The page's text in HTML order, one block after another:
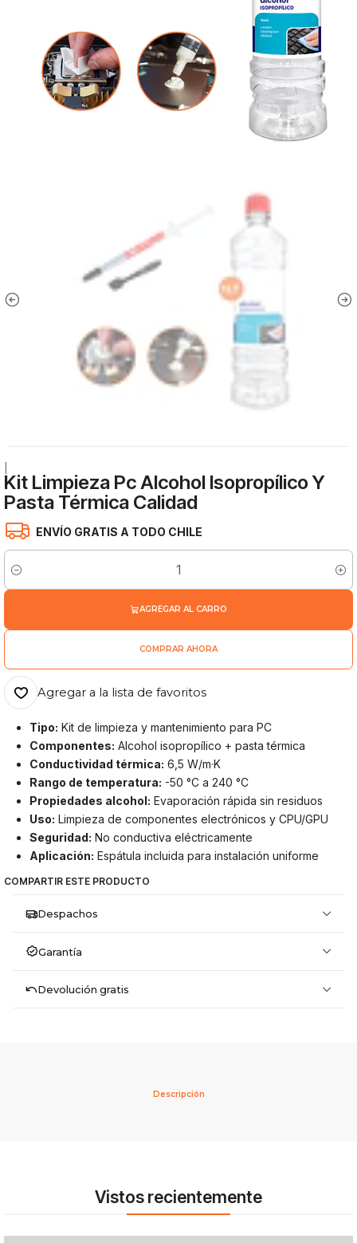
Kit Limpieza Pc Alcohol Isopropílico Y
Pasta Térmica Calidad
ENVÍO GRATIS A TODO CHILE
Cantidad
AGREGAR AL CARRO
COMPRAR AHORA
Agregar a la lista de favoritos
Tipo: Kit de limpieza y mantenimiento para PC
Componentes: Alcohol isopropílico + pasta térmica
Conductividad térmica: 6,5 W/m·K
Rango de temperatura: -50 °C a 240 °C
Propiedades alcohol: Evaporación rápida sin residuos
Uso: Limpieza de componentes electrónicos y CPU/GPU
Seguridad: No conductiva eléctricamente
Aplicación: Espátula incluida para instalación uniforme
COMPARTIR ESTE PRODUCTO
Despachos
Garantía
Devolución gratis
Descripción
Vistos recientemente